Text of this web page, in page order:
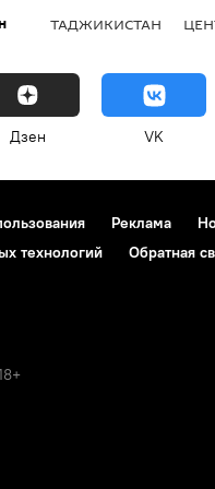
ТАДЖИКИСТАН
Дзен VK
Реклама
технологий
Обратная